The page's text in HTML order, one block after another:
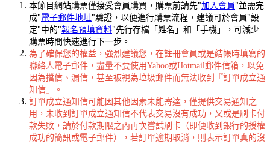
本節目網站購票僅接受會員購買，購票前請先"加入會員 "並需完
成"電子郵件地址"驗證，以便進行購票流程，建議可於會員"設
定"中的"報名預填資料"先行存檔「姓名」和「手機」，可減少
購票時間快速進行下一步。
為了確保您的權益，強烈建議您，在註冊會員或是結帳時填寫的
聯絡人電子郵件，盡量不要使用Yahoo或Hotmail郵件信箱，以免
因為擋信、漏信，甚至被視為垃圾郵件而無法收到『訂單成立通
知信』。
訂單成立通知信可能因其他因素未能寄達，僅提供交易通知之
用，未收到訂單成立通知信不代表交易沒有成功，又或是刷卡付
款失敗，請於付款期限之內再次嘗試刷卡（即便收到銀行的授權
成功的簡訊或電子郵件），若訂單逾期取消，則表示訂單真的沒